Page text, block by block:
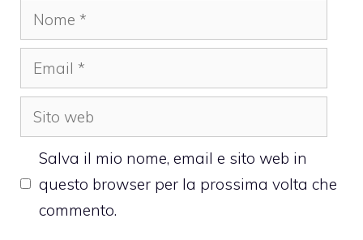
Nome
Email
Sito
web
Salva il mio nome, email e sito web in
questo browser per la prossima volta che
commento.